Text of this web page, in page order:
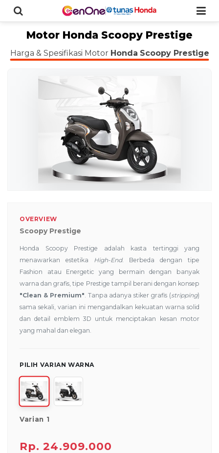
Motor Honda Scoopy Prestige
Harga & Spesifikasi Motor Honda Scoopy Prestige
OVERVIEW
Scoopy Prestige
Honda Scoopy Prestige adalah kasta tertinggi yang
menawarkan estetika High-End. Berbeda dengan tipe
Fashion atau Energetic yang bermain dengan banyak
warna dan grafis, tipe Prestige tampil berani dengan konsep
"Clean & Premium". Tanpa adanya stiker grafis (stripping)
sama sekali, varian ini mengandalkan kekuatan warna solid
dan detail emblem 3D untuk menciptakan kesan motor
yang mahal dan elegan.
PILIH VARIAN WARNA
Varian 1
Rp. 24.909.000